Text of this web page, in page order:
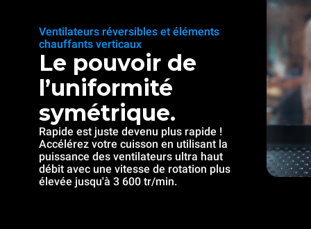
Ventilateurs réversibles et éléments
chauffants verticaux
Le pouvoir de
l’uniformité
symétrique.
Rapide est juste devenu plus rapide !
Accélérez votre cuisson en utilisant la
puissance des ventilateurs ultra haut
débit avec une vitesse de rotation plus
élevée jusqu'à 3 600 tr/min.